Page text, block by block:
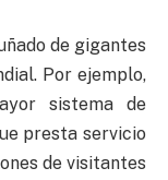
de gigantes
Por ejemplo,
sistema de
presta servicio
de visitantes